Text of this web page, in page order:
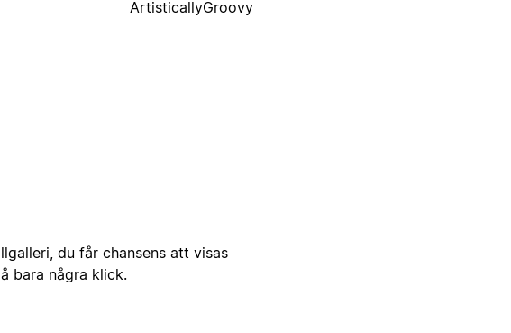
ArtisticallyGroovy
du får chansens att visas
bara några klick.